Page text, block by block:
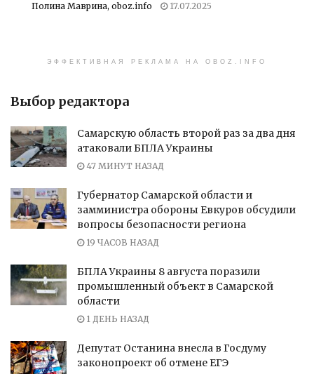
Полина Маврина, oboz.info 17.07.2025
ЭФФЕКТИВНАЯ РЕКЛАМА НА OBOZ.INFO
Выбор редактора
Самарскую область второй раз за два дня
атаковали БПЛА Украины
47 МИНУТ НАЗАД
Губернатор Самарской области и
замминистра обороны Евкуров обсудили
вопросы безопасности региона
19 ЧАСОВ НАЗАД
БПЛА Украины 8 августа поразили
промышленный объект в Самарской
области
1 ДЕНЬ НАЗАД
Депутат Останина внесла в Госдуму
законопроект об отмене ЕГЭ